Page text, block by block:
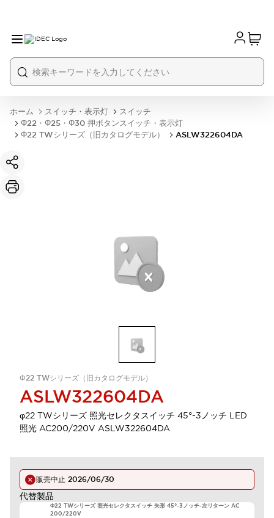
ホーム スイッチ・表示灯
スイッチ
Φ22・Φ25・Φ30 押ボタンスイッチ・表示灯
Φ22 TWシリーズ（旧カタログモデル）
ASLW322604DA
Φ22 TWシリーズ（旧カタログモデル）
ASLW322604DA
φ22 TWシリーズ 照光セレクタスイッチ 45°-3ノッチ LED
照光 AC200/220V ASLW322604DA
販売中止 2026/06/30
代替製品
Φ22 TWシリーズ 照光セレクタスイッチ 矢形 45°-3ノッチ-左リターン AC
200/220V